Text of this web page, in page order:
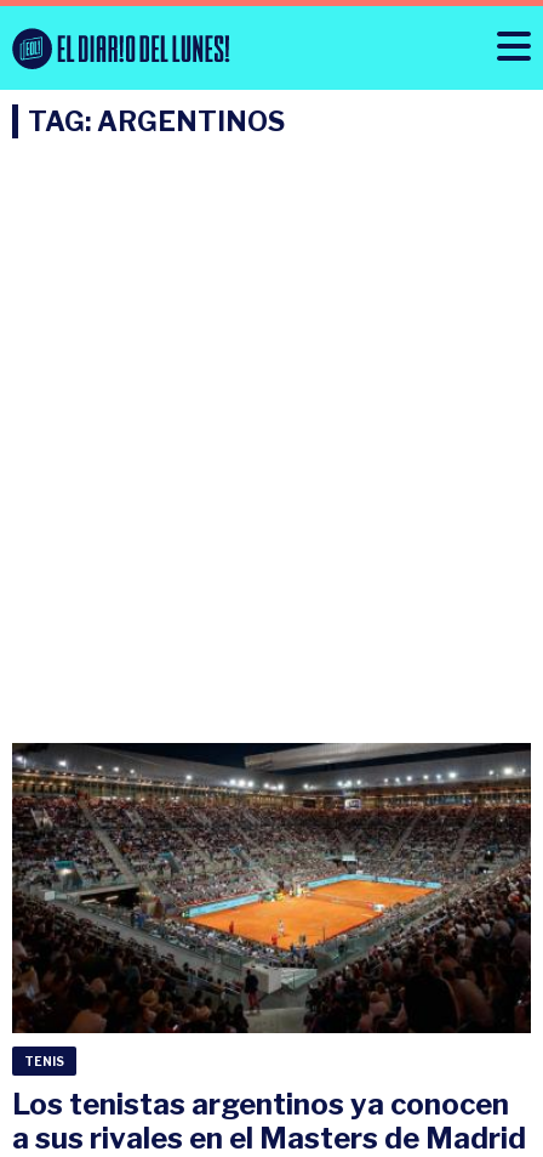
TAG: ARGENTINOS
TENIS
Los tenistas argentinos ya conocen
a sus rivales en el Masters de Madrid